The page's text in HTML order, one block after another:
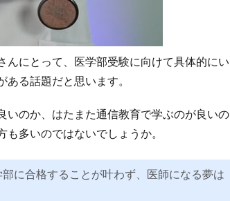
にとって、医学部受験に向けて具体的にい
る話題だと思います。
いのか、はたまた通信教育で学ぶのが良いの
多いのではないでしょうか。
に合格することが叶わず、医師になる夢は